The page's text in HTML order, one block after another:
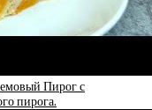
Пирог с
пирога.